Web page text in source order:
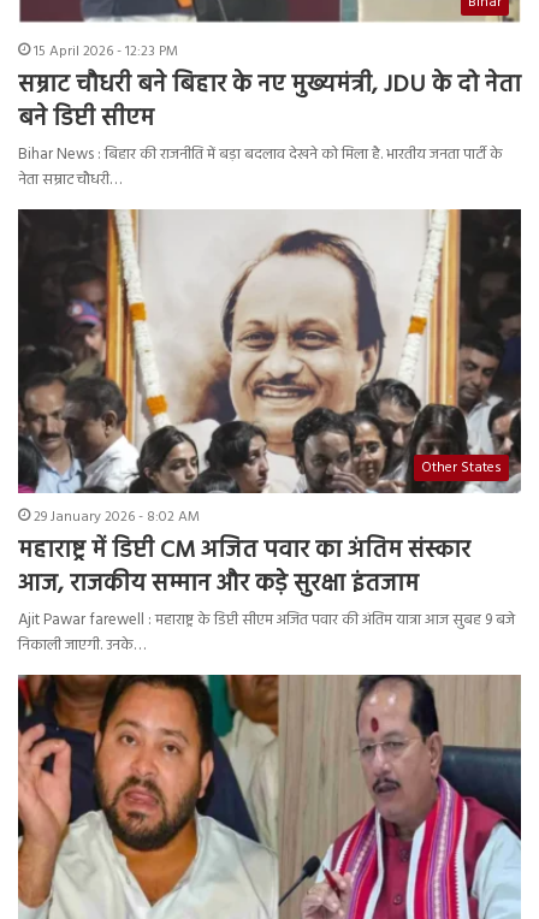
15 April 2026 - 12:23 PM
सम्राट चौधरी बने बिहार के नए मुख्यमंत्री, JDU के दो नेता
बने डिप्टी सीएम
Bihar News : बिहार की राजनीति में बड़ा बदलाव देखने को मिला है. भारतीय जनता पार्टी के
नेता सम्राट चौधरी…
Other States
29 January 2026 - 8:02 AM
महाराष्ट्र में डिप्टी CM अजित पवार का अंतिम संस्कार
आज, राजकीय सम्मान और कड़े सुरक्षा इंतजाम
Ajit Pawar farewell : महाराष्ट्र के डिप्टी सीएम अजित पवार की अंतिम यात्रा आज सुबह 9 बजे
निकाली जाएगी. उनके…